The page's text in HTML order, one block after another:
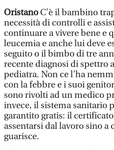
OristanoC’è il bambino
necessità di controlli e
continuare a vivere bene e
leucemia e anche lui deve
seguito o il bimbo di tre
recente diagnosi di spettro
pediatra. Non ce l’ha
con la febbre e i suoi
sono rivolti ad un medico
invece, il sistema sanitario
garantito gratis: il
assentarsi dal lavoro sino a
guarisce.